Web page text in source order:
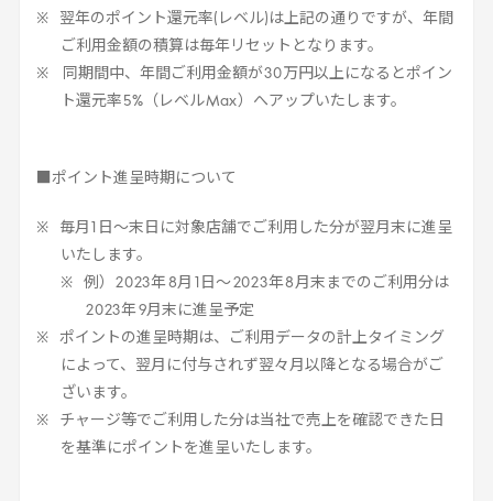
翌年のポイント還元率(レベル)は上記の通りですが、年間
ご利用金額の積算は毎年リセットとなります。
同期間中、年間ご利用金額が30万円以上になるとポイン
ト還元率 5%（レベルMax）へアップいたします。
■ポイント進呈時期について
毎月
日～末日に対象店舗でご利用した分が翌月末に進呈
いたします。
例）
2023年8月 日～2023年8 月末までのご利用分は
2023年9月末に進呈予定
ポイントの進呈時期は、ご利用データの計上タイミング
によって、翌月に付与されず翌々月以降となる場合がご
ざいます。
チャージ等でご利用した分は当社で売上を確認できた日
を基準にポイントを進呈いたします。